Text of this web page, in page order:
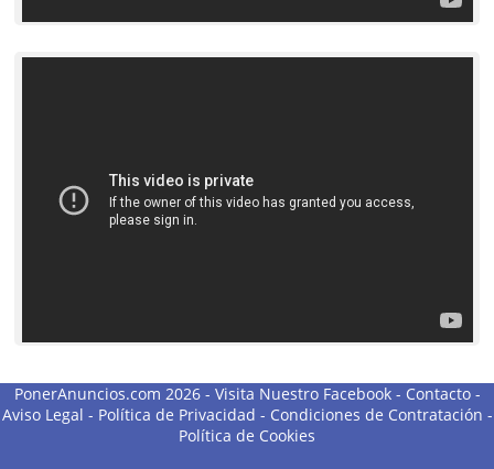
PonerAnuncios.com 2026 - Visita Nuestro Facebook- Contacto-
Aviso Legal - Política de Privacidad - Condiciones de Contratación -
Política de Cookies